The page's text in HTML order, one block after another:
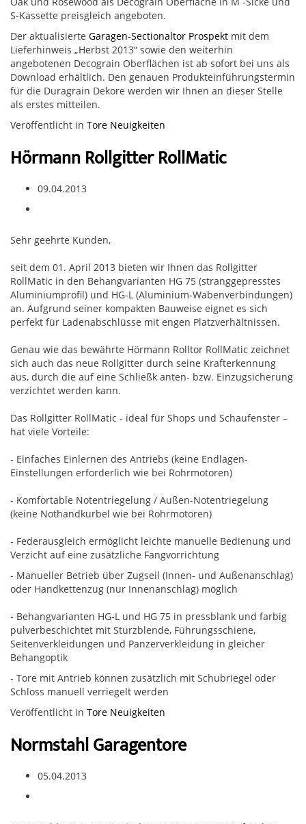
S-Kassette preisgleich angeboten.
Der aktualisierte Garagen-Sectionaltor Prospekt mit dem
Lieferhinweis „Herbst 2013“ sowie den weiterhin
angebotenen Decograin Oberflächen ist ab sofort bei uns als
Download erhältlich. Den genauen Produkteinführungstermin
für die Duragrain Dekore werden wir Ihnen an dieser Stelle
als erstes mitteilen.
Veröffentlicht in Tore Neuigkeiten
Hörmann Rollgitter RollMatic
09.04.2013
Sehr geehrte Kunden,
seit dem 01. April 2013 bieten wir Ihnen das Rollgitter
RollMatic in den Behangvarianten HG 75 (stranggepresstes
Aluminiumprofil) und HG-L (Aluminium-Wabenverbindungen)
an. Aufgrund seiner kompakten Bauweise eignet es sich
perfekt für Ladenabschlüsse mit engen Platzverhältnissen.
Genau wie das bewährte Hörmann Rolltor RollMatic zeichnet
sich auch das neue Rollgitter durch seine Krafterkennung
aus, durch die auf eine Schließk anten- bzw. Einzugsicherung
verzichtet werden kann.
Das Rollgitter RollMatic - ideal für Shops und Schaufenster –
hat viele Vorteile:
- Einfaches Einlernen des Antriebs (keine Endlagen-
Einstellungen erforderlich wie bei Rohrmotoren)
- Komfortable Notentriegelung / Außen-Notentriegelung
(keine Nothandkurbel wie bei Rohrmotoren)
- Federausgleich ermöglicht leichte manuelle Bedienung und
Verzicht auf eine zusätzliche Fangvorrichtung
- Manueller Betrieb über Zugseil (Innen- und Außenanschlag)
oder Handkettenzug (nur Innenanschlag) möglich
- Behangvarianten HG-L und HG 75 in pressblank und farbig
pulverbeschichtet mit Sturzblende, Führungsschiene,
Seitenverkleidungen und Panzerverkleidung in gleicher
Behangoptik
- Tore mit Antrieb können zusätzlich mit Schubriegel oder
Schloss manuell verriegelt werden
Veröffentlicht in Tore Neuigkeiten
Normstahl Garagentore
05.04.2013